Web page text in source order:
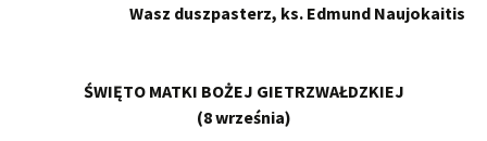
Wasz duszpasterz, ks. Edmund Naujokaitis
ŚWIĘTO MATKI BOŻEJ GIETRZWAŁDZKIEJ
(8 września)